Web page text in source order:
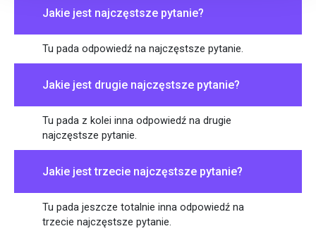
Jakie jest najczęstsze pytanie?
Tu pada odpowiedź na najczęstsze pytanie.
Jakie jest drugie najczęstsze pytanie?
Tu pada z kolei inna odpowiedź na drugie
najczęstsze pytanie.
Jakie jest trzecie najczęstsze pytanie?
Tu pada jeszcze totalnie inna odpowiedź na
trzecie najczęstsze pytanie.